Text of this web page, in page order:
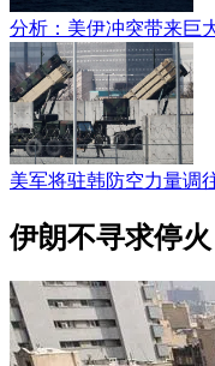
分析：美伊冲突带来巨
美军将驻韩防空力量调
伊朗不寻求停